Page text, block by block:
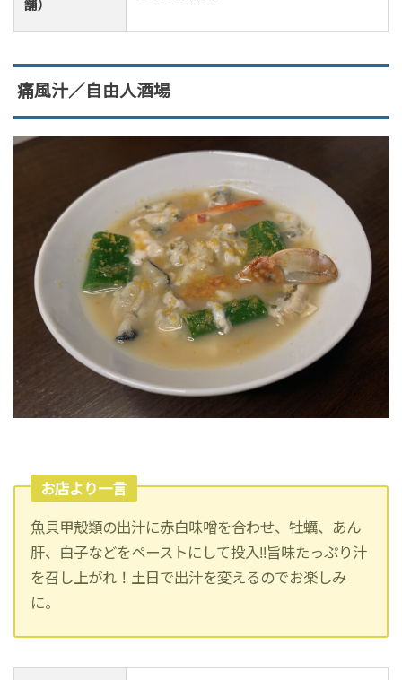
舗）
痛風汁／自由人酒場
お店より一言
魚貝甲殻類の出汁に赤白味噌を合わせ、牡蠣、あん
肝、白子などをペーストにして投入!!旨味たっぷり汁
を召し上がれ！土日で出汁を変えるのでお楽しみ
に。